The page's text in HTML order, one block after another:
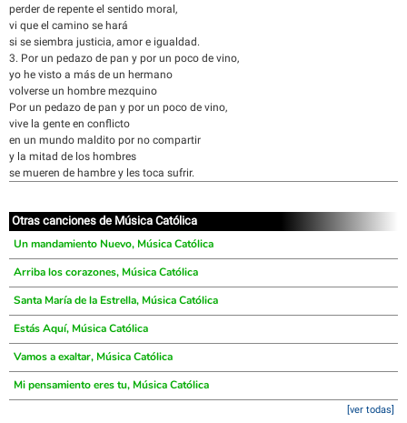
perder de repente el sentido moral,
vi que el camino se hará
si se siembra justicia, amor e igualdad.
3. Por un pedazo de pan y por un poco de vino,
yo he visto a más de un hermano
volverse un hombre mezquino
Por un pedazo de pan y por un poco de vino,
vive la gente en conflicto
en un mundo maldito por no compartir
y la mitad de los hombres
se mueren de hambre y les toca sufrir.
Otras canciones de Música Católica
Un mandamiento Nuevo, Música Católica
Arriba los corazones, Música Católica
Santa María de la Estrella, Música Católica
Estás Aquí, Música Católica
Vamos a exaltar, Música Católica
Mi pensamiento eres tu, Música Católica
[ver todas]